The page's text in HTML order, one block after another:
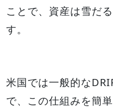
ことで、資産は雪だ
す。
米国では一般的な
で、この仕組みを簡